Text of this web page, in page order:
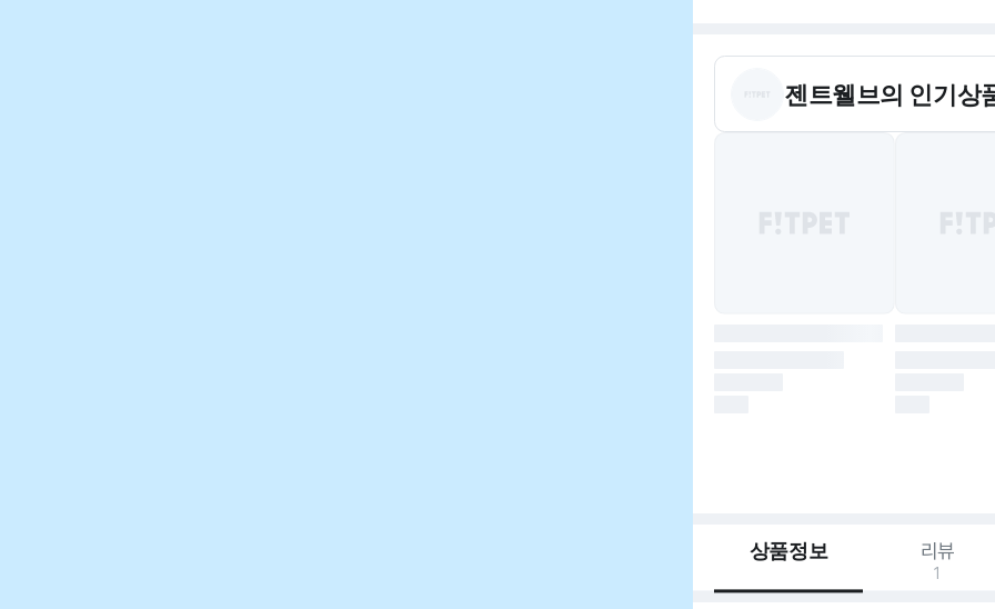
젠트웰브의 인기상
상품정보 리뷰
1